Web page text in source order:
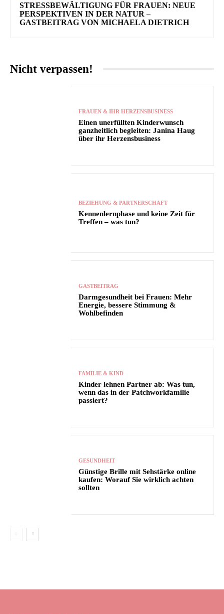
STRESSBEWÄLTIGUNG FÜR FRAUEN: NEUE
PERSPEKTIVEN IN DER NATUR –
GASTBEITRAG VON MICHAELA DIETRICH
Nicht verpassen!
FRAUEN & IHR HERZENSBUSINESS
Einen unerfüllten Kinderwunsch
ganzheitlich begleiten: Janina Haug
über ihr Herzensbusiness
BEZIEHUNG & PARTNERSCHAFT
Kennenlernphase und keine Zeit für
Treffen – was tun?
GASTBEITRAG
Darmgesundheit bei Frauen: Mehr
Energie, bessere Stimmung &
Wohlbefinden
FAMILIE & KIND
Kinder lehnen Partner ab: Was tun,
wenn das in der Patchworkfamilie
passiert?
GESUNDHEIT
Günstige Brille mit Sehstärke online
kaufen: Worauf Sie wirklich achten
sollten